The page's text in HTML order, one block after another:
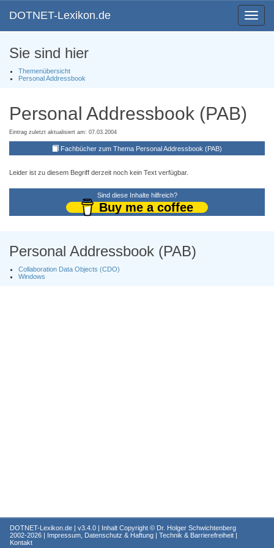
Toggle
DOTNET-Lexikon.de
Sie sind hier
Themenübersicht
Personal Addressbook
Personal Addressbook (PAB)
Eintrag zuletzt aktualisiert am: 07.03.2004
Fachbücher zum Thema Personal Addressbook (PAB)
Leider ist zu diesem Begriff derzeit noch kein Text verfügbar.
Sind diese Inhalte hilfreich?
Buy me a coffee
Personal Addressbook (PAB)
Collaboration Data Objects (CDO)
Windows
DOTNET-Lexikon.de | v3.4.0 | Inhalt Copyright © Dr. Holger Schwichtenberg
2002-2026 | Impressum, Datenschutz & Haftung | Technik & Barrierefreiheit |
Kontakt